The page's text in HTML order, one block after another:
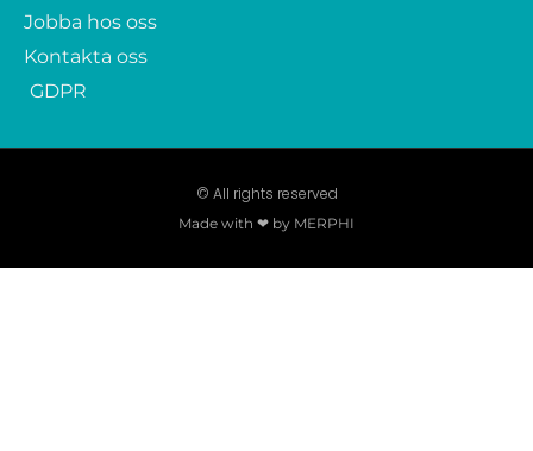
Jobba hos oss
Kontakta oss
GDPR
© All rights reserved
Made with ❤ by MERPHI